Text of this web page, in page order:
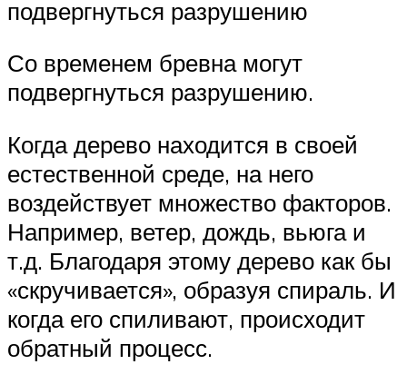
подвергнуться разрушению
Со временем бревна могут
подвергнуться разрушению.
Когда дерево находится в своей
естественной среде, на него
воздействует множество факторов.
Например, ветер, дождь, вьюга и
т.д. Благодаря этому дерево как бы
«скручивается», образуя спираль. И
когда его спиливают, происходит
обратный процесс.